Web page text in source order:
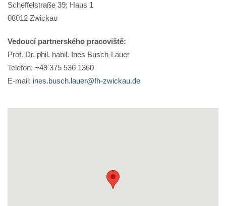
Scheffelstraße 39; Haus 1
08012 Zwickau
Vedoucí partnerského pracoviště:
Prof. Dr. phil. habil. Ines Busch-Lauer
Telefon: +49 375 536 1360
E-mail: ines.busch.lauer@fh-zwickau.de